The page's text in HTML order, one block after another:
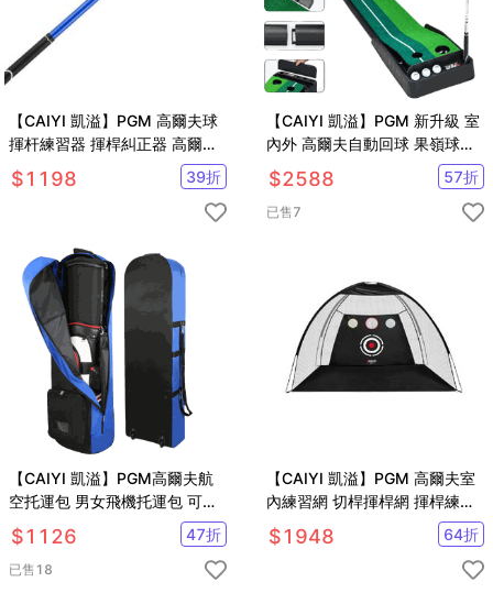
【CAIYI 凱溢】PGM 高爾夫球
揮杆練習器 揮桿糾正器 高爾夫
初學裝備
$1198 39折
【CAIYI 凱溢】PGM 新升級 室
內外 高爾夫自動回球 果嶺球場
迷你球道 推桿練習套裝 3米 帶
擋板 帶回球道
$2588 57折
已售7
【CAIYI 凱溢】PGM高爾夫航
空托運包 男女飛機托運包 可折
疊滑輪球袋 旅行球包 航空套
golf航空包
$1126 47折
已售 18
【CAIYI 凱溢】PGM 高爾夫室
內練習網 切桿揮桿網 揮桿練習
器
$1948 64折